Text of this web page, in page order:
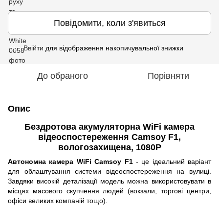
Повідомити, коли з'явиться
% Ввійти для відображення накопичувальної знижки
До обраного Порівняти
Опис
Бездротова акумуляторна WiFi камера
відеоспостереження Camsoy F1,
вологозахищена, 1080P
Автономна камера WiFi Camsoy F1 - це ідеальний варіант
для облаштування системи відеоспостереження на вулиці.
Завдяки високій деталізації модель можна використовувати в
місцях масового скупчення людей (вокзали, торгові центри,
офіси великих компаній тощо).